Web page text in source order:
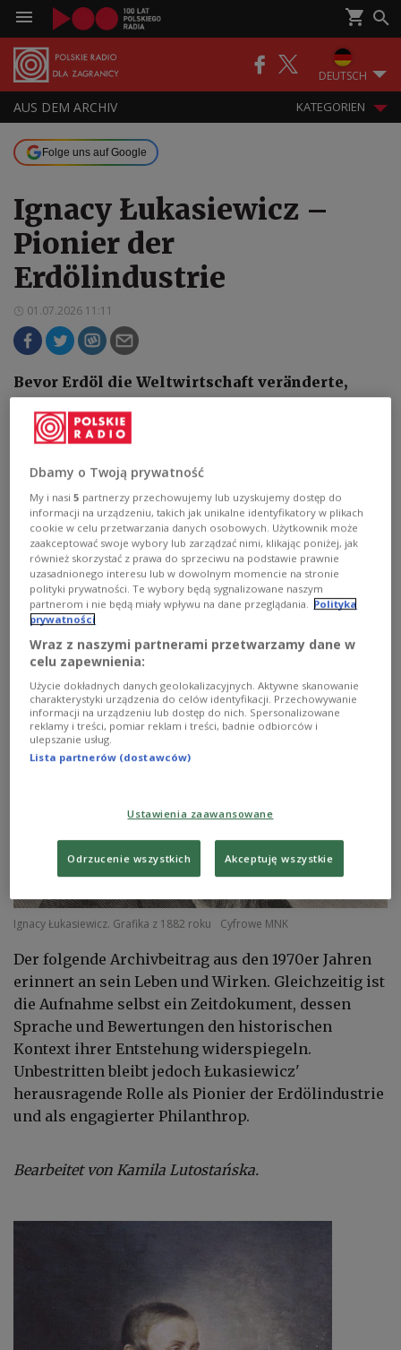
DEUTSCH
AUS DEM ARCHIV KATEGORIEN
Folge uns auf Google
Ignacy Łukasiewicz –
Pionier der
Erdölindustrie
01.07.2026 11:11
Bevor Erdöl die Weltwirtschaft veränderte,
Geschichte in Polen. Der Apotheker, Erfinder
und Unternehmer Ignacy Łukasiewicz
entwickelte Mitte des 19. Jahrhunderts die
Petroleumlampe und legte mit seinen
Innovationen den Grundstein für eine der
ersten Erdölindustrien der Welt.
AUDIO 1
 08'45 
Ignacy Łukasiewicz – Pionier der Erdölindustrie
Ignacy Łukasiewicz. Grafika z 1882 roku Cyfrowe MNK
Der folgende Archivbeitrag aus den 1970er Jahren
erinnert an sein Leben und Wirken. Gleichzeitig ist
die Aufnahme selbst ein Zeitdokument, dessen
Sprache und Bewertungen den historischen
Kontext ihrer Entstehung widerspiegeln.
Unbestritten bleibt jedoch Łukasiewicz'
herausragende Rolle als Pionier der Erdölindustrie
und als engagierter Philanthrop.
Bearbeitet von Kamila Lutostańska.
Dbamy o Twoją prywatność
My i nasi5 partnerzy przechowujemy lub uzyskujemy dostęp do
informacji na urządzeniu, takich jak unikalne identyfikatory w plikach
cookie w celu przetwarzania danych osobowych. Użytkownik może
zaakceptować swoje wybory lub zarządzać nimi, klikając poniżej, jak
również skorzystać z prawa do sprzeciwu na podstawie prawnie
uzasadnionego interesu lub w dowolnym momencie na stronie
polityki prywatności. Te wybory będą sygnalizowane naszym
partnerom i nie będą miały wpływu na dane przeglądania. Polityka
prywatności
Wraz z naszymi partnerami przetwarzamy dane w
celu zapewnienia:
Użycie dokładnych danych geolokalizacyjnych. Aktywne skanowanie
charakterystyki urządzenia do celów identyfikacji. Przechowywanie
informacji na urządzeniu lub dostęp do nich. Spersonalizowane
reklamy i treści, pomiar reklam i treści, badnie odbiorców i
ulepszanie usług.
Lista partnerów (dostawców)
Ustawienia zaawansowane
Odrzucenie wszystkich Akceptuję wszystkie